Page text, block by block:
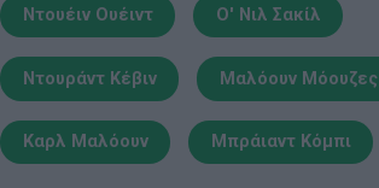
Ντουέιν Ουέιντ Ο' Νιλ Σακίλ
Ντουράντ Κέβιν Μαλόουν Μόουζες
Καρλ Μαλόουν Μπράιαντ Κόμπι